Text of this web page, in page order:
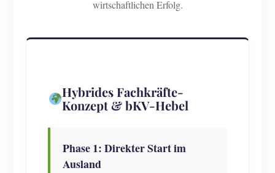
wirtschaftlichen Erfolg.
Hybrides Fachkräfte-
Konzept & bKV-Hebel
Phase 1: Direkter Start im
Ausland